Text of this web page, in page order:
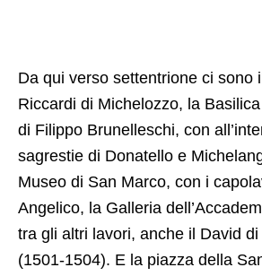
Da qui verso settentrione ci sono
Riccardi di Michelozzo, la
di Filippo Brunelleschi, con
sagrestie di Donatello e
Museo di San Marco, con i
Angelico, la Galleria
tra gli altri lavori, anche il David
(1501-1504). E la piazza della